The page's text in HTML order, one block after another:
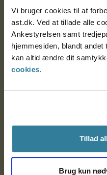
Vi bruger cookies til at
ast.dk. Ved at tillade alle
Ankestyrelsen samt
hjemmesiden, blandt
kan altid ændre dit
cookies.
Tillad
Brug kun
Ankestyrelsen
Postadresse:
Nytorv 7, 2. sal
9000 Aalborg
Ankestyrelsen København
EAN: 57 98 000 35 48 21